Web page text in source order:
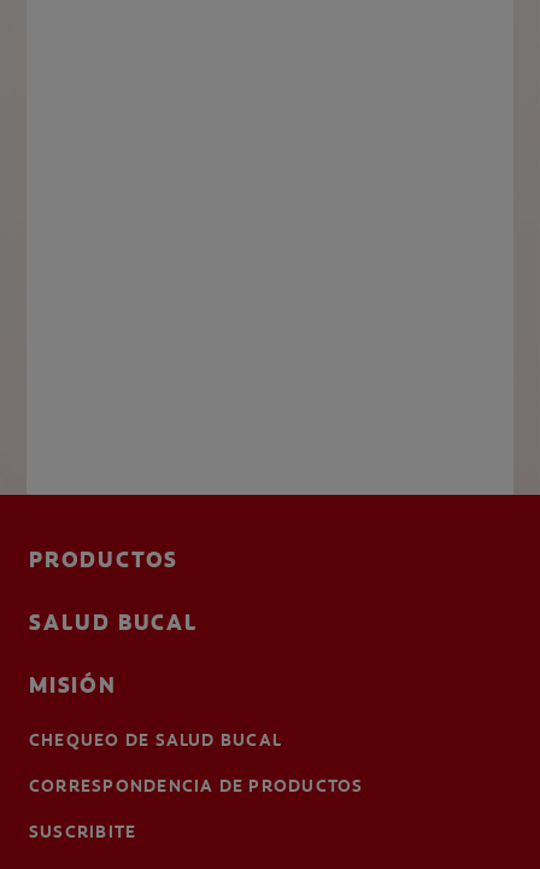
PRODUCTOS
SALUD BUCAL
MISIÓN
CHEQUEO DE SALUD BUCAL
CORRESPONDENCIA DE PRODUCTOS
SUSCRIBITE